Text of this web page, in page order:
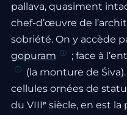
pallava, quasiment
chef-d’œuvre de
sobriété. On y accède
gopuram
; face à
(la monture de
cellules ornées de
du VIIIᵉ siècle, en est